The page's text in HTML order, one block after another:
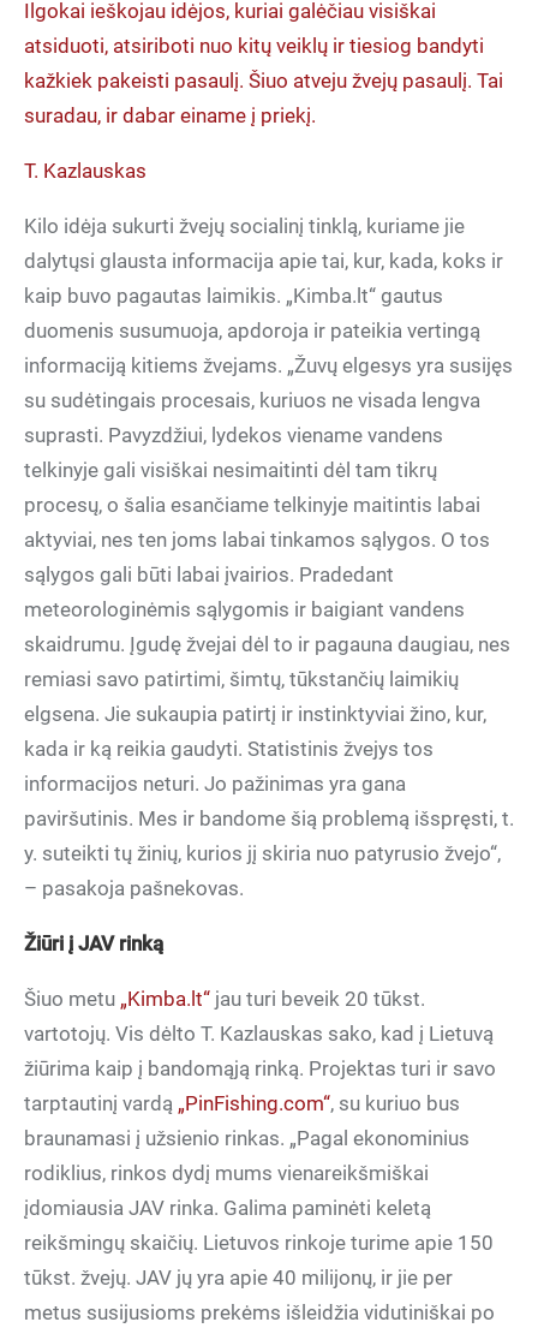
Ilgokai ieškojau idėjos, kuriai galėčiau visiškai
atsiduoti, atsiriboti nuo kitų veiklų ir tiesiog bandyti
kažkiek pakeisti pasaulį. Šiuo atveju žvejų pasaulį. Tai
suradau, ir dabar einame į priekį.
T. Kazlauskas
Kilo idėja sukurti žvejų socialinį tinklą, kuriame jie
dalytųsi glausta informacija apie tai, kur, kada, koks ir
kaip buvo pagautas laimikis. „Kimba.lt“ gautus
duomenis susumuoja, apdoroja ir pateikia vertingą
informaciją kitiems žvejams. „Žuvų elgesys yra susijęs
su sudėtingais procesais, kuriuos ne visada lengva
suprasti. Pavyzdžiui, lydekos viename vandens
telkinyje gali visiškai nesimaitinti dėl tam tikrų
procesų, o šalia esančiame telkinyje maitintis labai
aktyviai, nes ten joms labai tinkamos sąlygos. O tos
sąlygos gali būti labai įvairios. Pradedant
meteorologinėmis sąlygomis ir baigiant vandens
skaidrumu. Įgudę žvejai dėl to ir pagauna daugiau, nes
remiasi savo patirtimi, šimtų, tūkstančių laimikių
elgsena. Jie sukaupia patirtį ir instinktyviai žino, kur,
kada ir ką reikia gaudyti. Statistinis žvejys tos
informacijos neturi. Jo pažinimas yra gana
paviršutinis. Mes ir bandome šią problemą išspręsti, t.
y. suteikti tų žinių, kurios jį skiria nuo patyrusio žvejo“,
– pasakoja pašnekovas.
Žiūri į JAV rinką
Šiuo metu „Kimba.lt“ jau turi beveik 20 tūkst.
vartotojų. Vis dėlto T. Kazlauskas sako, kad į Lietuvą
žiūrima kaip į bandomąją rinką. Projektas turi ir savo
tarptautinį vardą „PinFishing.com“, su kuriuo bus
braunamasi į užsienio rinkas. „Pagal ekonominius
rodiklius, rinkos dydį mums vienareikšmiškai
įdomiausia JAV rinka. Galima paminėti keletą
reikšmingų skaičių. Lietuvos rinkoje turime apie 150
tūkst. žvejų. JAV jų yra apie 40 milijonų, ir jie per
metus susijusioms prekėms išleidžia vidutiniškai po